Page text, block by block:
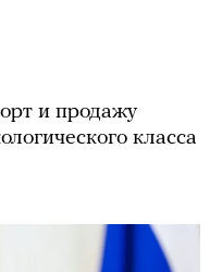
и продажу
класса